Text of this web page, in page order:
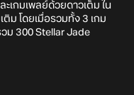
เกมเพลย์ด้วยดาวเต็ม ใน
ติม โดยเมื่อรวมทั้ง 3 เกม
ม 300 Stellar Jade